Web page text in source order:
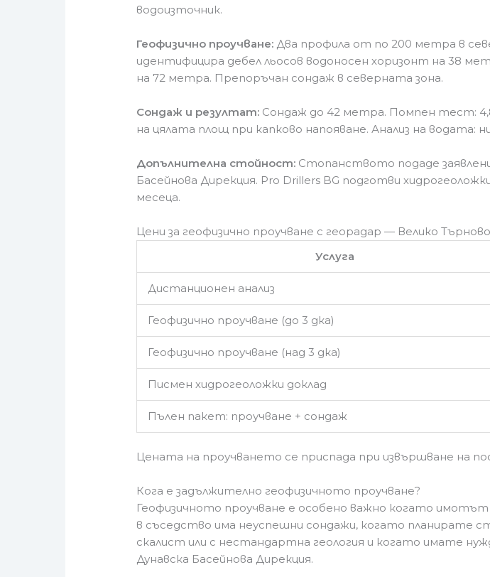
водоизточник.
Геофизично проучване: Два профила от по 200 метра в
идентифицира дебел льосов водоносен хоризонт на 38
на 72 метра. Препоръчан сондаж в северната зона.
Сондаж и резултат: Сондаж до 42 метра. Помпен тест:
на цялата площ при капково напояване. Анализ на
Допълнителна стойност: Стопанството подаде
Басейнова Дирекция. Pro Drillers BG подготви
месеца.
Цени за геофизично проучване с георадар — Велико
Услуга
Дистанционен анализ
Геофизично проучване (до 3 дка)
Геофизично проучване (над 3 дка)
Писмен хидрогеоложки доклад
Пълен пакет: проучване + сондаж
Цената на проучването се приспада при извършване на
Кога е задължително геофизичното проучване?
Геофизичното проучване е особено важно когато имотът
в съседство има неуспешни сондажи, когато планирате
скалист или с нестандартна геология и когато имате
Дунавска Басейнова Дирекция.